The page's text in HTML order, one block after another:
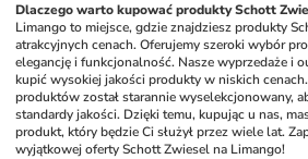
Dlaczego warto kupować produkty Schott
Limango to miejsce, gdzie znajdziesz produkty
atrakcyjnych cenach. Oferujemy szeroki wybór
elegancję i funkcjonalność. Nasze wyprzedaże i
kupić wysokiej jakości produkty w niskich
produktów został starannie wyselekcjonowany,
standardy jakości. Dzięki temu, kupując u nas,
produkt, który będzie Ci służył przez wiele lat.
wyjątkowej oferty Schott Zwiesel na Limango!